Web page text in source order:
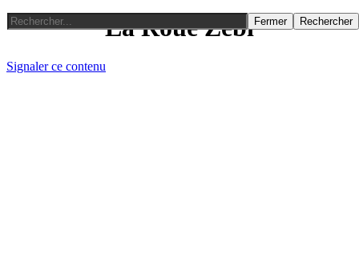
Fermer Rechercher
La Roue Zebi
Signaler ce contenu